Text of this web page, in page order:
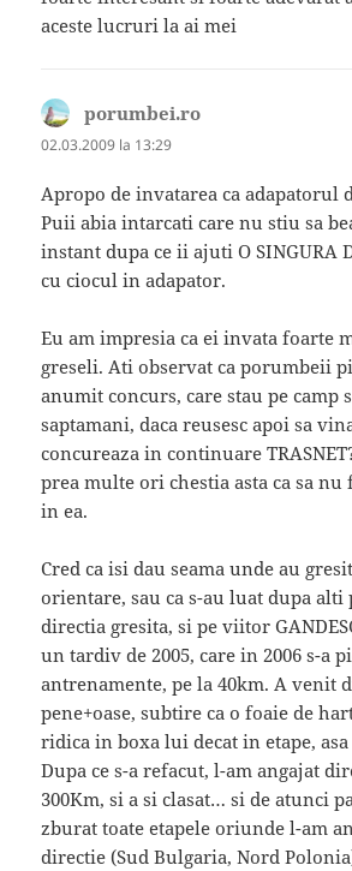
aceste lucruri la ai mei
porumbei.ro
02.03.2009 la 13:29
Apropo de invatarea ca adapatorul
Puii abia intarcati care nu stiu sa
instant dupa ce ii ajuti O SINGURA
cu ciocul in adapator.
Eu am impresia ca ei invata foarte
greseli. Ati observat ca porumbeii
anumit concurs, care stau pe camp
saptamani, daca reusesc apoi sa
concureaza in continuare
prea multe ori chestia asta ca sa nu
in ea.
Cred ca isi dau seama unde au
orientare, sau ca s-au luat dupa
directia gresita, si pe viitor
un tardiv de 2005, care in 2006 s-a
antrenamente, pe la 40km. A venit
pene+oase, subtire ca o foaie de
ridica in boxa lui decat in etape,
Dupa ce s-a refacut, l-am angajat
300Km, si a si clasat… si de atunci
zburat toate etapele oriunde l-am
directie (Sud Bulgaria, Nord